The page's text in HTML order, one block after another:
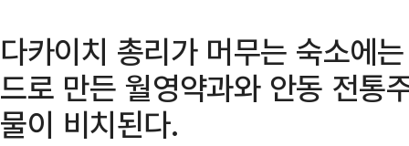
다카이치 총리가 머무는 숙소에
드로 만든 월영약과와 안동 전통
물이 비치된다.